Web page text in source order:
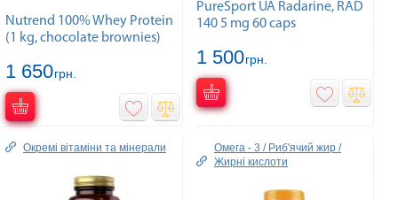
Nutrend 100% Whey Protein
(1 kg, chocolate brownies)
1 650грн.
PureSport UA Radarine, RAD
140 5 mg 60 caps
1 500грн.
Окремі вітаміни та мінерали
Омега - 3 / Риб'ячий жир /
Жирні кислоти